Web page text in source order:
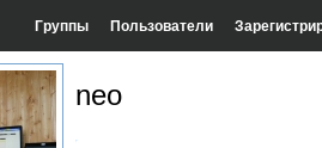
Группы Пользователи
neo